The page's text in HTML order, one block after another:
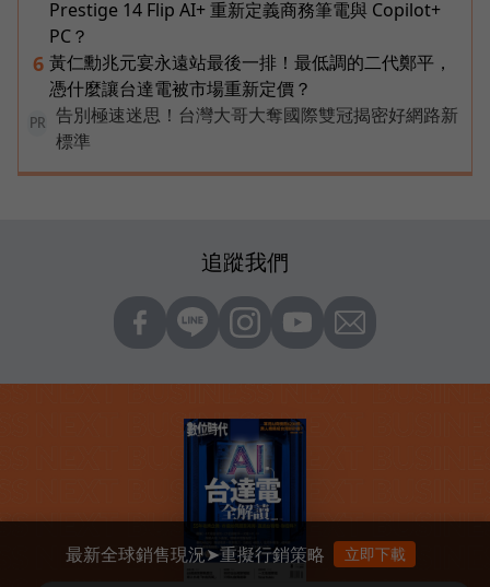
Prestige 14 Flip AI+ 重新定義商務筆電與 Copilot+
PC？
6 黃仁勳兆元宴永遠站最後一排！最低調的二代鄭平，
憑什麼讓台達電被市場重新定價？
PR
告別極速迷思！台灣大哥大奪國際雙冠揭密好網路新
標準
追蹤我們
最新全球銷售現況➤重擬行銷策略 立即下載